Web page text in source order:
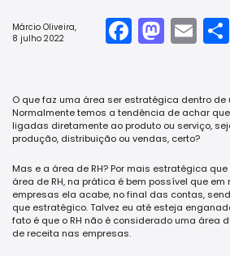
Márcio Oliveira
8 julho 2022
O que faz uma área ser estratégica dentro de
Normalmente temos a tendência de achar
ligadas diretamente ao produto ou serviço,
produção, distribuição ou vendas, certo?
Mas e a área de RH? Por mais estratégica
área de RH, na prática é bem possível que
empresas ela acabe, no final das contas,
que estratégico. Talvez eu até esteja
fato é que o RH não é considerado uma área
de receita nas empresas.